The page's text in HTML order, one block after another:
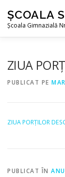
ȘCOALA
Școala Gimnazială
ZIUA
PUBLICAT PE
ZIUA PORȚILOR
PUBLICAT ÎN